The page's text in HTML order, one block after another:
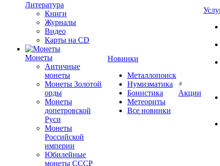
Литература
Книги
Журналы
Видео
Карты на CD
Монеты
Античные
монеты
Монеты Золотой
орды
Монеты
допетровской
Руси
Монеты
Российской
империи
Юбилейные
монеты СССР
Новинки
Металлопоиск
Нумизматика
Бонистика
Метеориты
Все новинки
Акции